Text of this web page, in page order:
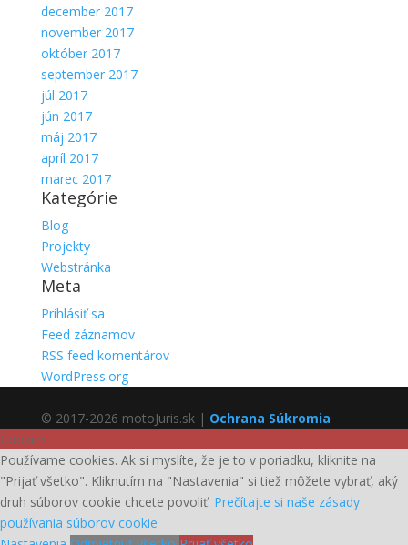
december 2017
november 2017
október 2017
september 2017
júl 2017
jún 2017
máj 2017
apríl 2017
marec 2017
Kategórie
Blog
Projekty
Webstránka
Meta
Prihlásiť sa
Feed záznamov
RSS feed komentárov
WordPress.org
© 2017-2026 motoJuris.sk | Ochrana Súkromia
Cookies
Používame cookies. Ak si myslíte, že je to v poriadku, kliknite na
"Prijať všetko". Kliknutím na "Nastavenia" si tiež môžete vybrať, aký
druh súborov cookie chcete povoliť. Prečítajte si naše zásady
používania súborov cookie